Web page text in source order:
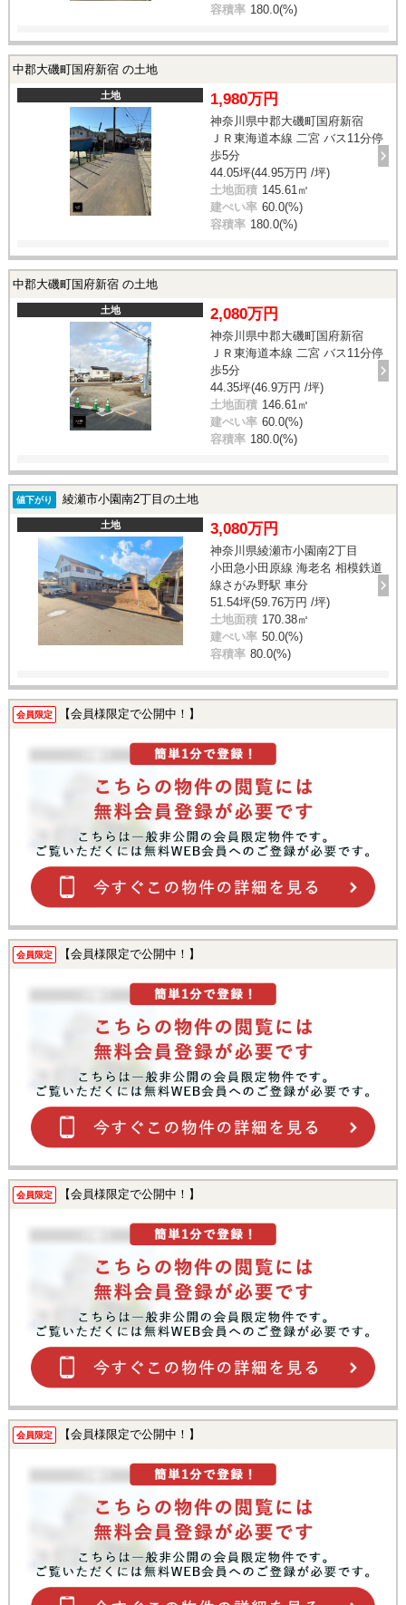
容積率 180.0(%)
中郡大磯町国府新宿 の土地
土地 1,980万円
神奈川県中郡大磯町国府新宿
ＪＲ東海道本線 二宮 バス11分停
歩5分
44.05坪(44.95万円 /坪)
土地面積 145.61㎡
建ぺい率 60.0(%)
容積率 180.0(%)
中郡大磯町国府新宿 の土地
土地 2,080万円
神奈川県中郡大磯町国府新宿
ＪＲ東海道本線 二宮 バス11分停
歩5分
44.35坪(46.9万円 /坪)
土地面積 146.61㎡
建ぺい率 60.0(%)
容積率 180.0(%)
値下がり 綾瀬市小園南2丁目の土地
土地 3,080万円
神奈川県綾瀬市小園南2丁目
小田急小田原線 海老名 相模鉄道
線さがみ野駅 車分
51.54坪(59.76万円 /坪)
土地面積 170.38㎡
建ぺい率 50.0(%)
容積率 80.0(%)
会員限定 【会員様限定で公開中！】
会員限定 【会員様限定で公開中！】
会員限定 【会員様限定で公開中！】
会員限定 【会員様限定で公開中！】